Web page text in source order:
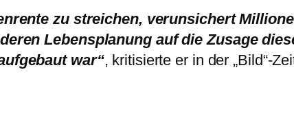
zu streichen, verunsichert
Lebensplanung auf die Zusage
war“, kritisierte er in der „Bild“-